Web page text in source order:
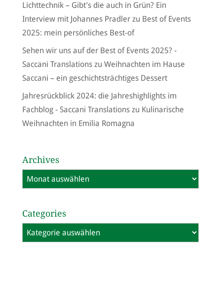
Lichttechnik – Gibt’s die auch in Grün? Ein
Interview mit Johannes Pradlerzu Best of Events
2025: mein persönliches Best-of
Sehen wir uns auf der Best of Events 2025? -
Saccani Translationszu Weihnachten im Hause
Saccani – ein geschichtsträchtiges Dessert
Jahresrückblick 2024: die Jahreshighlights im
Fachblog - Saccani Translationszu Kulinarische
Weihnachten in Emilia Romagna
Archives
Archives
Categories
Categories